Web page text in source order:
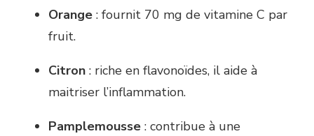
Orange : fournit 70 mg de vitamine C par
fruit.
Citron : riche en flavonoïdes, il aide à
maitriser l’inflammation.
Pamplemousse : contribue à une